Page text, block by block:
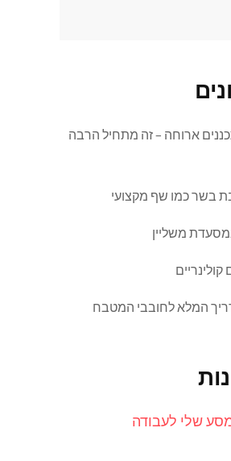
ארוחה – זה מתחיל הרבה
בשר כמו שף מקצועי
משליין
המלא לחובבי המטבח
שלי לעבודה